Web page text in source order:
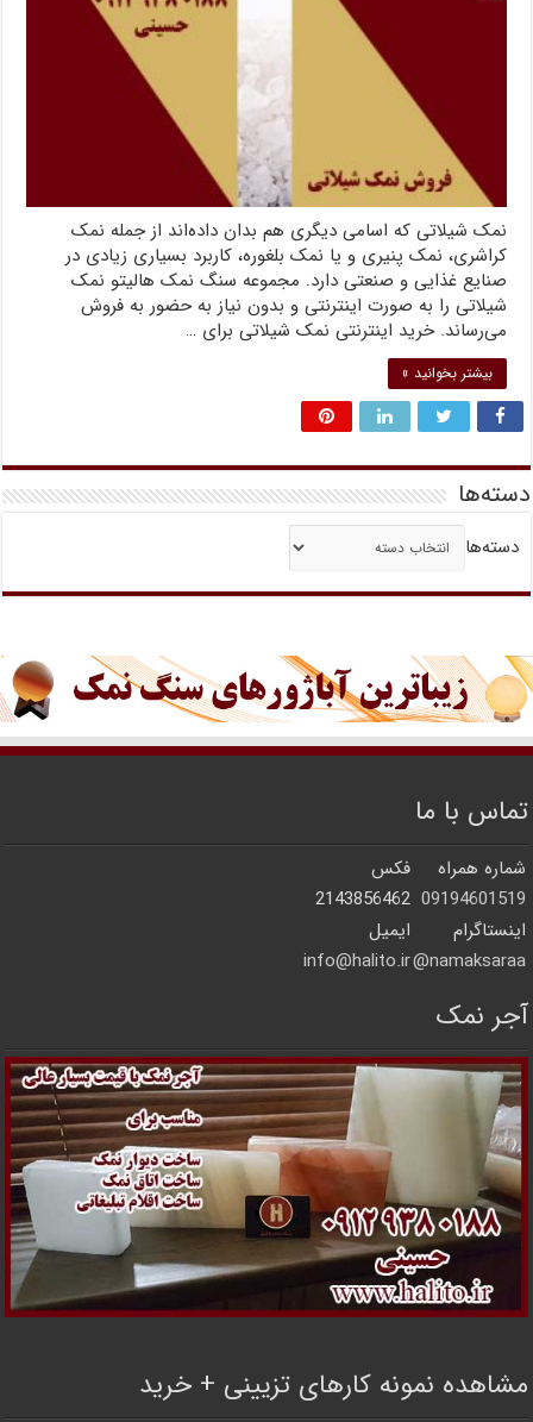
نمک شیلاتی که اسامی دیگری هم بدان داده‌اند از جمله نمک
کراشری، نمک پنیری و یا نمک بلغوره، کاربرد بسیاری زیادی در
صنایع غذایی و صنعتی دارد. مجموعه سنگ نمک هالیتو نمک
شیلاتی را به صورت اینترنتی و بدون نیاز به حضور به فروش
می‌رساند. خرید اینترنتی نمک شیلاتی برای …
بیشتر بخوانید »
دسته‌ها
دسته‌ها
تماس با ما
شماره همراه
فکس
09194601519
2143856462
اینستاگرام
ایمیل
namaksaraa@
info@halito.ir
آجر نمک
مشاهده نمونه کارهای تزیینی + خرید